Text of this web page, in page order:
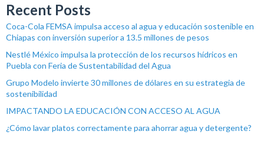
Recent Posts
Coca-Cola FEMSA impulsa acceso al agua y educación sostenible en
Chiapas con inversión superior a 13.5 millones de pesos
Nestlé México impulsa la protección de los recursos hídricos en
Puebla con Feria de Sustentabilidad del Agua
Grupo Modelo invierte 30 millones de dólares en su estrategia de
sostenibilidad
IMPACTANDO LA EDUCACIÓN CON ACCESO AL AGUA
¿Cómo lavar platos correctamente para ahorrar agua y detergente?